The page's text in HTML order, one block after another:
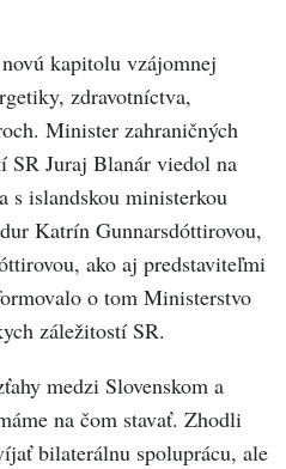
kapitolu vzájomnej
zdravotníctva,
Minister zahraničných
SR Juraj Blanár viedol na
s islandskou ministerkou
Katrín Gunnarsdóttirovou,
ako aj predstaviteľmi
o tom Ministerstvo
záležitostí SR.
medzi Slovenskom a
na čom stavať. Zhodli
bilaterálnu spoluprácu, ale